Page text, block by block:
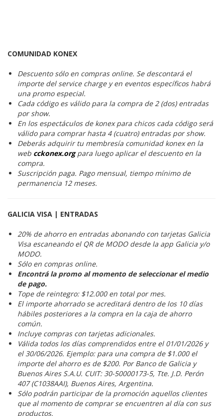
COMUNIDAD KONEX
Descuento sólo en compras online. Se descontará el
importe del service charge y en eventos específicos habrá
una promo especial.
Cada código es válido para la compra de 2 (dos) entradas
por show.
En los espectáculos de konex para chicos cada código será
válido para comprar hasta 4 (cuatro) entradas por show.
Deberás adquirir tu membresía comunidad konex en la
web cckonex.org para luego aplicar el descuento en la
compra.
Suscripción paga. Pago mensual, tiempo mínimo de
permanencia 12 meses.
GALICIA VISA | ENTRADAS
20% de ahorro en entradas abonando con tarjetas Galicia
Visa escaneando el QR de MODO desde la app Galicia y/o
MODO.
Sólo en compras online.
Encontrá la promo al momento de seleccionar el medio
de pago.
Tope de reintegro: $12.000 en total por mes.
El importe ahorrado se acreditará dentro de los 10 días
hábiles posteriores a la compra en la caja de ahorro
común.
Incluye compras con tarjetas adicionales.
Válida todos los días comprendidos entre el 01/01/2026 y
el 30/06/2026. Ejemplo: para una compra de $1.000 el
importe del ahorro es de $200. Por Banco de Galicia y
Buenos Aires S.A.U. CUIT: 30-50000173-5, Tte. J.D. Perón
407 (C1038AAI), Buenos Aires, Argentina.
Sólo podrán participar de la promoción aquellos clientes
que al momento de comprar se encuentren al día con sus
productos.